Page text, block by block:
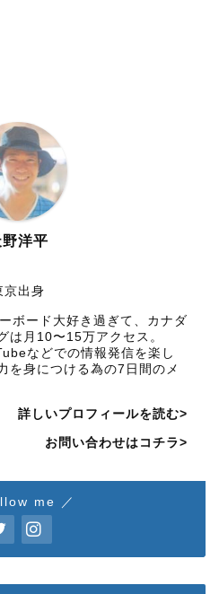
野洋平
京出身
ボード大好き過ぎて、カナダ
は月10〜15万アクセス。
などでの情報発信を楽し
を身につける為の7日間のメ
詳しいプロフィールを読む>
お問い合わせはコチラ>
me ／